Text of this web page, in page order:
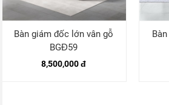
Bàn giám đốc lớn BGĐ29
8,500,000 đ